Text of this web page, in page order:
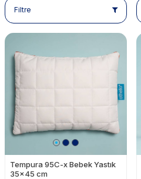
Filtre
Tempura 95C-x Bebek Yastık
35x45 cm